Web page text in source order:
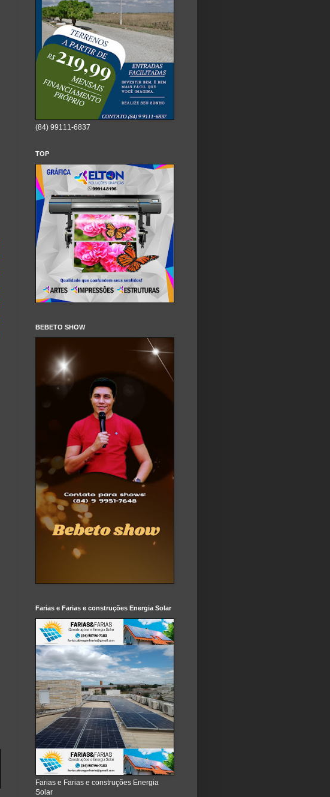
(84) 99111-6837
TOP
BEBETO SHOW
Farias e Farias e construções Energia Solar
Farias e Farias e construções Energia
Solar